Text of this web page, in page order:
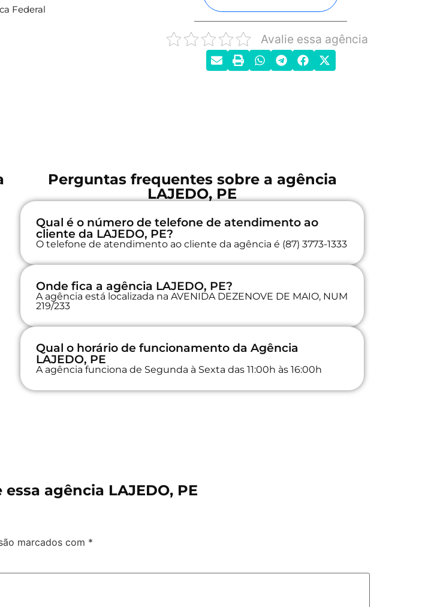
Federal
Avalie essa agência
Perguntas frequentes sobre a agência
LAJEDO, PE
Qual é o número de telefone de atendimento ao
cliente da LAJEDO, PE?
O telefone de atendimento ao cliente da agência é (87) 3773-1333
Onde fica a agência LAJEDO, PE?
A agência está localizada na AVENIDA DEZENOVE DE MAIO, NUM
219/233
Qual o horário de funcionamento da Agência
LAJEDO, PE
A agência funciona de Segunda à Sexta das 11:00h às 16:00h
agência LAJEDO, PE
marcados com *